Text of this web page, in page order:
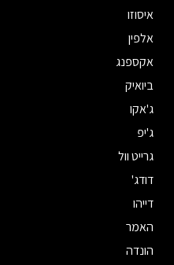
איסוזו
אלפין
אקספנג
ביואיק
ג'אקו
ג'יפ
גרייט וול
דודג'
דייהו
האמר
הונדה